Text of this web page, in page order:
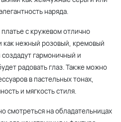
наряда.
платье с кружевом отлично
как нежный розовый, кремовый
гармоничный и
радовать глаз. Также можно
в пастельных тонах,
и мягкость стиля.
смотреться на обладательницах